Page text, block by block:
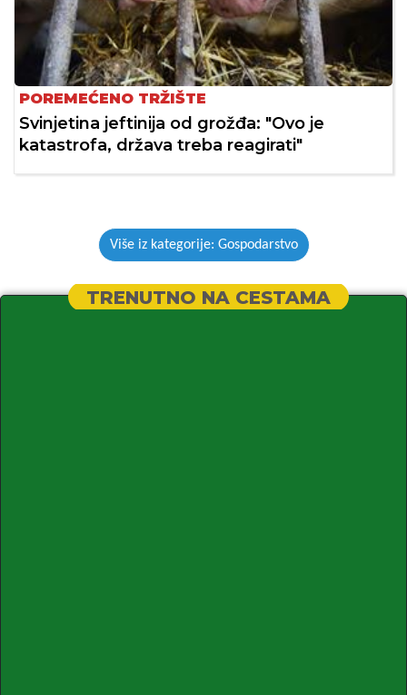
POREMEĆENO TRŽIŠTE
Svinjetina jeftinija od grožđa: "Ovo je
katastrofa, država treba reagirati"
Više iz kategorije: Gospodarstvo
TRENUTNO NA CESTAMA